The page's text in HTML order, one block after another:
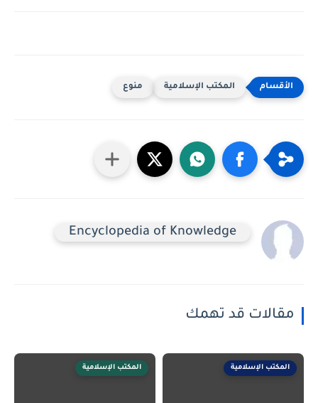
المكتب الإسلامية منوع
Encyclopedia of Knowledge
مقالات قد تهمك
المكتب الإسلامية المكتب الإسلامية